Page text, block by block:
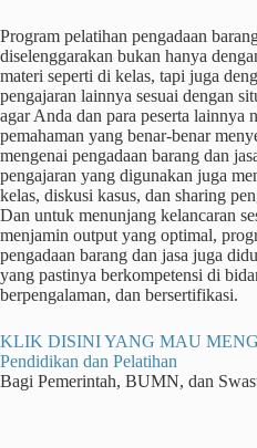
Program pelatihan pengadaan
diselenggarakan bukan hanya
materi seperti di kelas, tapi juga
pengajaran lainnya sesuai dengan
agar Anda dan para peserta lainnya
pemahaman yang benar-benar
mengenai pengadaan barang dan
pengajaran yang digunakan juga
kelas, diskusi kasus, dan sharing
Dan untuk menunjang kelancaran
menjamin output yang optimal,
pengadaan barang dan jasa juga
yang pastinya berkompetensi di
berpengalaman, dan bersertifikasi.
KLIK DISINI YANG MAU
Pendidikan dan Pelatihan
Bagi Pemerintah, BUMN, dan